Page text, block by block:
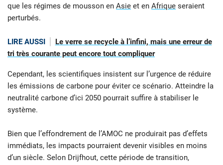
que les régimes de mousson en Asie et en Afrique seraient
perturbés.
LIRE AUSSI
Le verre se recycle à l’infini, mais une erreur de
tri très courante peut encore tout compliquer
Cependant, les scientifiques insistent sur l’urgence de réduire
les émissions de carbone pour éviter ce scénario. Atteindre la
neutralité carbone d’ici 2050 pourrait suffire à stabiliser le
système.
Bien que l’effondrement de l’AMOC ne produirait pas d’effets
immédiats, les impacts pourraient devenir visibles en moins
d’un siècle. Selon Drijfhout, cette période de transition,